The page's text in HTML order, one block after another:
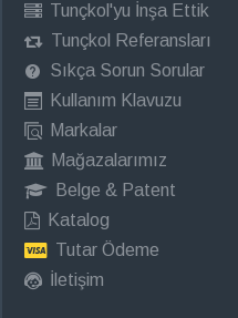
Tunçkol'yu İnşa Ettik
Tunçkol Referansları
Sıkça Sorun Sorular
Kullanım Klavuzu
Markalar
Mağazalarımız
Belge & Patent
Katalog
Tutar Ödeme
İletişim